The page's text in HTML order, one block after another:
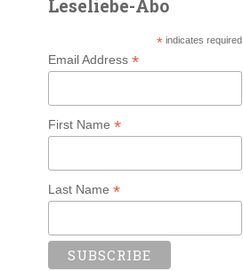
Leseliebe-Abo
* indicates required
Email Address*
First Name*
Last Name*